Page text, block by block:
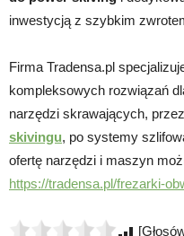
inwestycją z szybkim
Firma Tradensa.pl
kompleksowych rozwiązań
narzędzi skrawających,
skivingu, po systemy
ofertę narzędzi i maszyn
https://tradensa.pl/frezarki-